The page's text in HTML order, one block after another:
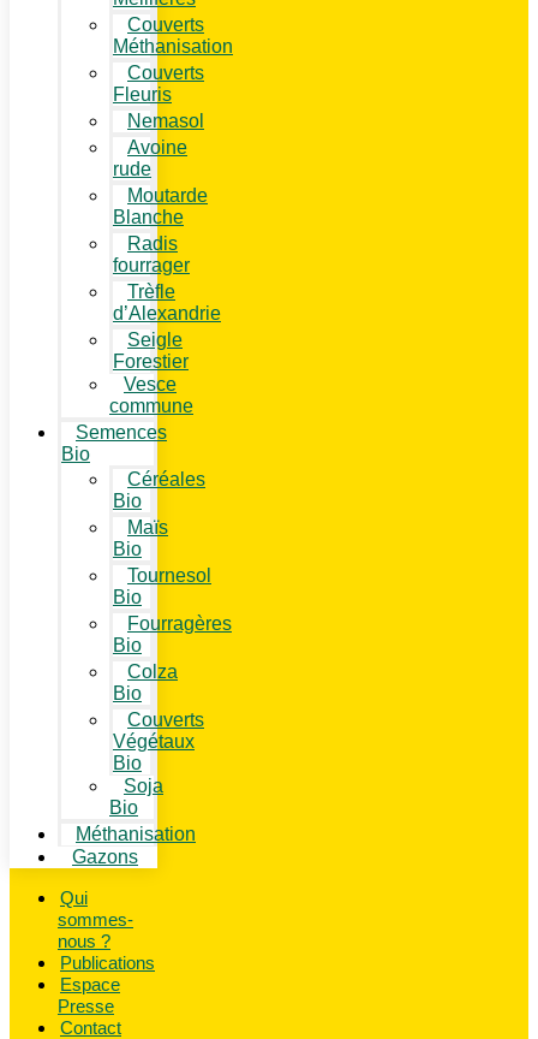
Couverts
Méthanisation
Couverts
Fleuris
Nemasol
Avoine
rude
Moutarde
Blanche
Radis
fourrager
Trèfle
d’Alexandrie
Seigle
Forestier
Vesce
commune
Semences
Bio
Céréales
Bio
Maïs
Bio
Tournesol
Bio
Fourragères
Bio
Colza
Bio
Couverts
Végétaux
Bio
Soja
Bio
Méthanisation
Gazons
Qui
sommes-
nous ?
Publications
Espace
Presse
Contact